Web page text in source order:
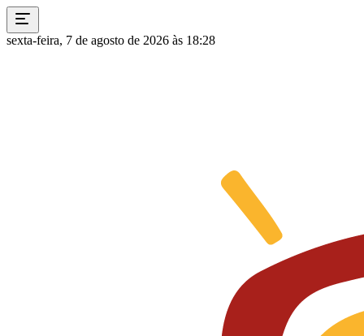
sexta-feira, 7 de agosto de 2026 às 18:28